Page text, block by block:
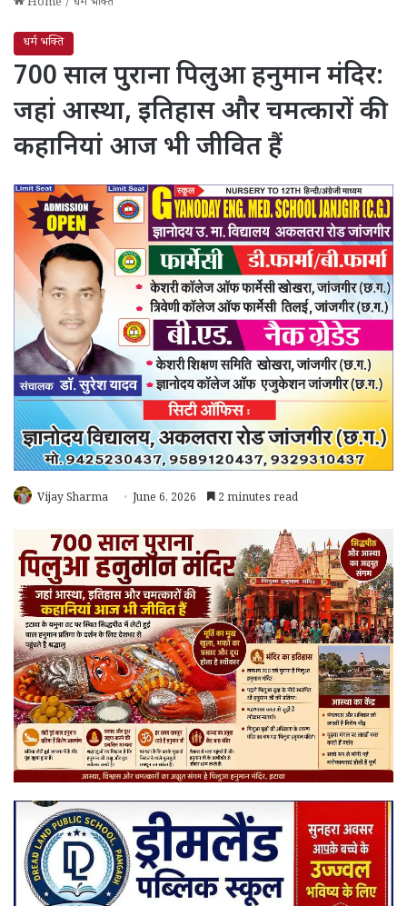
धर्म भक्ति
700 साल पुराना पिलुआ हनुमान मंदिर:
जहां आस्था, इतिहास और चमत्कारों की
कहानियां आज भी जीवित हैं
Vijay Sharma June 6, 2026 2 minutes read